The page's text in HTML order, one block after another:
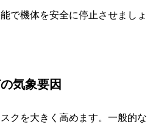
で機体を安全に停止させましょ
気象要因
クを大きく高めます。一般的な